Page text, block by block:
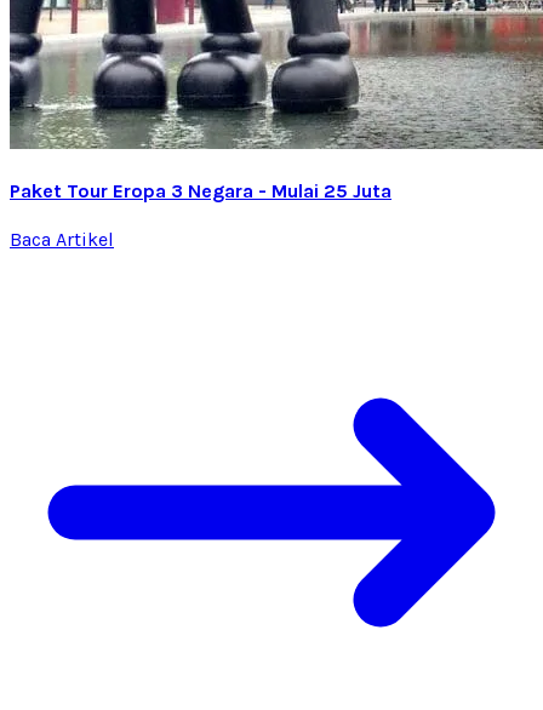
Paket Tour Eropa 3 Negara - Mulai 25 Juta
Baca Artikel